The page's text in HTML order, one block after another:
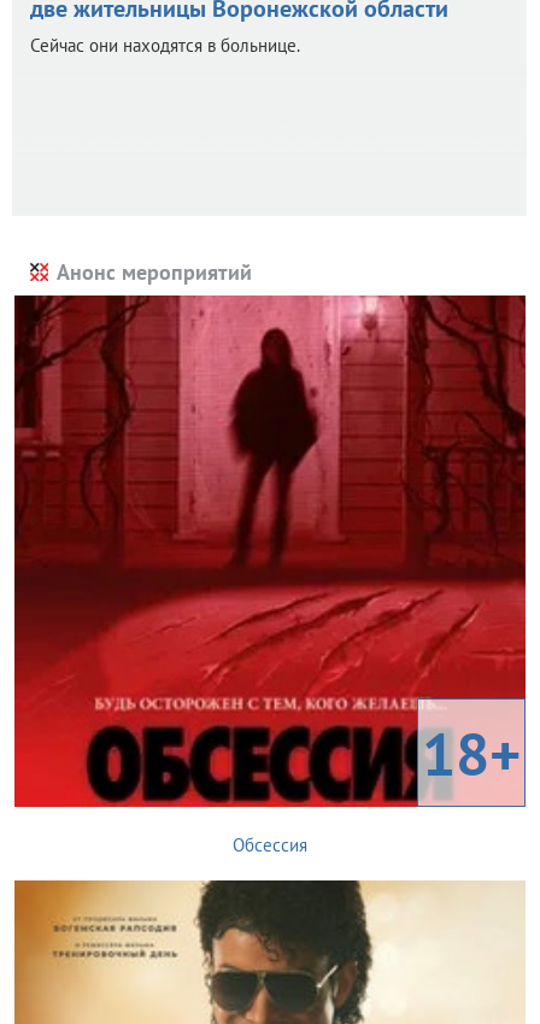
две жительницы Воронежской области
Сейчас они находятся в больнице.
Анонс мероприятий
18+
Обсессия